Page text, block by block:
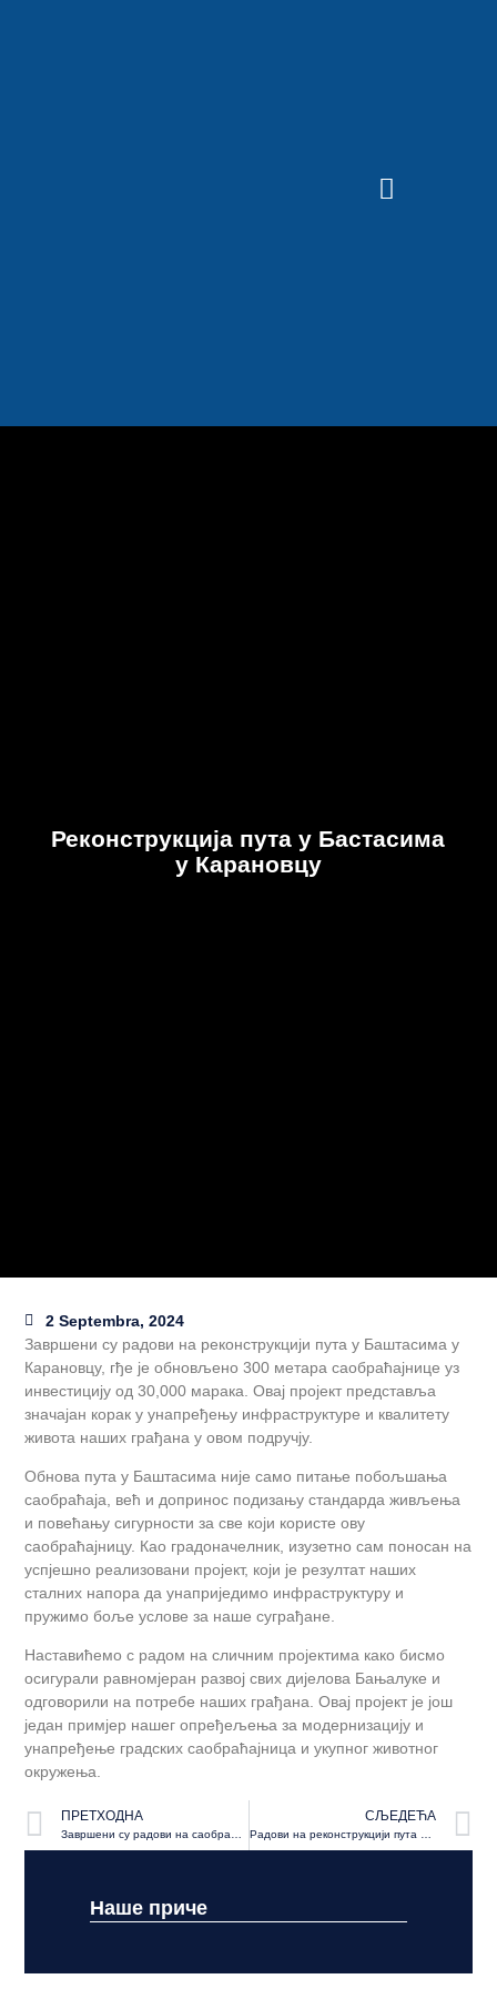
Реконструкција пута у Бастасима
у Карановцу
2 Septembra, 2024
Завршени су радови на реконструкцији пута у Баштасима у
Карановцу, гђе је обновљено 300 метара саобраћајнице уз
инвестицију од 30,000 марака. Овај пројект представља
значајан корак у унапређењу инфраструктуре и квалитету
живота наших грађана у овом подручју.
Обнова пута у Баштасима није само питање побољшања
саобраћаја, већ и допринос подизању стандарда живљења
и повећању сигурности за све који користе ову
саобраћајницу. Као градоначелник, изузетно сам поносан на
успјешно реализовани пројект, који је резултат наших
сталних напора да унаприједимо инфраструктуру и
пружимо боље услове за наше суграђане.
Наставићемо с радом на сличним пројектима како бисмо
осигурали равномјеран развој свих дијелова Бањалуке и
одговорили на потребе наших грађана. Овај пројект је још
један примјер нашег опређељења за модернизацију и
унапређење градских саобраћајница и укупног животног
окружења.
ПРЕТХОДНА
Завршени су радови на саобраћајницама у Поткозарју
СЉЕДЕЋА
Радови на реконструкцији пута у Десној Новоселији у Карановцу
Наше приче